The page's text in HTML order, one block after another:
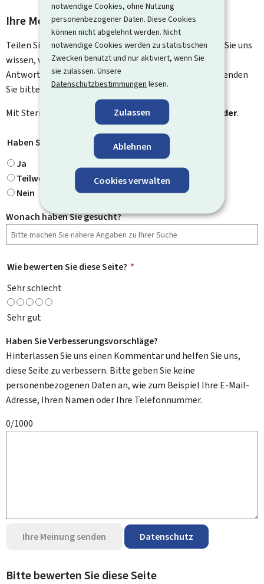
notwendige Cookies, ohne Nutzung
personenbezogener Daten. Diese Cookies
können nicht abgelehnt werden. Nicht
notwendige Cookies werden zu statistischen
Zwecken benutzt und nur aktiviert, wenn Sie
sie zulassen. Unsere
Datenschutzbestimmungen lesen.
Zulassen
Ablehnen
Cookies verwalten
Ihre Meinung interessiert uns
Teilen Sie uns Ihre Meinung zu dieser Seite mit. Lassen Sie uns
wissen, was wir verbessern können. Sie erhalten keine
Antwort auf Ihr Feedback. Für spezifische Fragen verwenden
Sie bitte das Kontaktformular.
Mit Stern gekennzeichnete Felder (
Pflichtfelder.
Haben Sie gefunden, wonach Sie gesucht haben?
Ja
Teilweise
Nein
Wonach haben Sie gesucht?
Wie bewerten Sie diese Seite? *
Sehr schlecht
Sehr gut
Haben Sie Verbesserungsvorschläge?
Hinterlassen Sie uns einen Kommentar und helfen Sie uns,
diese Seite zu verbessern. Bitte geben Sie keine
personenbezogenen Daten an, wie zum Beispiel Ihre E-Mail-
Adresse, Ihren Namen oder Ihre Telefonnummer.
0/1000
Ihre Meinung senden Datenschutz
Bitte bewerten Sie diese Seite